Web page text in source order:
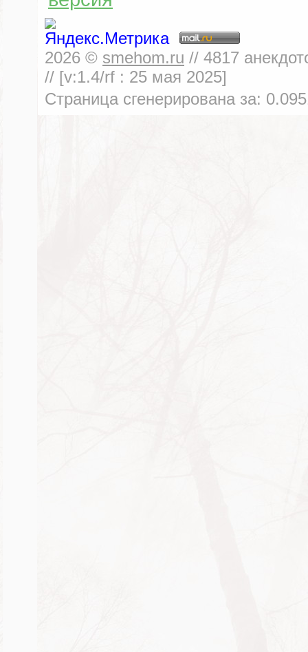
2026 © smehom.ru // 4817
// [v:1.4/rf : 25 мая 2025]
Страница сгенерирована за: